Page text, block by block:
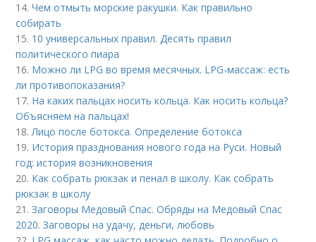
14.Чем отмыть морские ракушки. Как правильно
собирать
15. 10 универсальных правил. Десять правил
политического пиара
16. Можно ли LPG во время месячных. LPG-массаж: есть
ли противопоказания?
17. На каких пальцах носить кольца. Как носить кольца?
Объясняем на пальцах!
18.Лицо после ботокса. Определение ботокса
19. История празднования нового года на Руси. Новый
год: история возникновения
20. Как собрать рюкзак и пенал в школу. Как собрать
рюкзак в школу
21.Заговоры Медовый Спас. Обряды на Медовый Спас
2020. Заговоры на удачу, деньги, любовь